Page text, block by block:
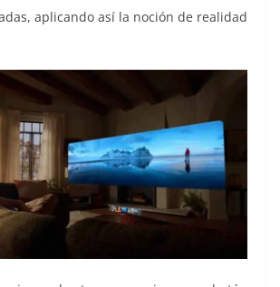
aplicando así la noción de realidad